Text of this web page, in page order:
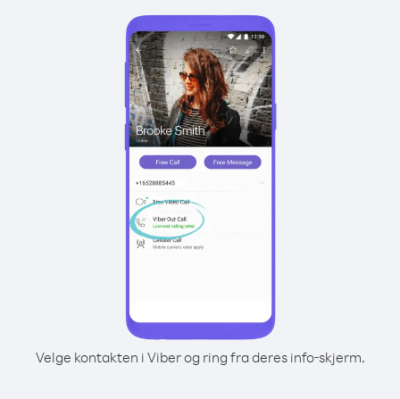
Velge kontakten i Viber og ring fra deres info-skjerm.